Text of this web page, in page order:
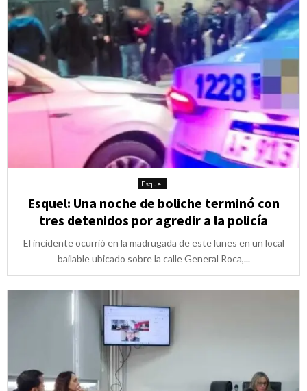
Esquel
Esquel: Una noche de boliche terminó con
tres detenidos por agredir a la policía
El incidente ocurrió en la madrugada de este lunes en un local
bailable ubicado sobre la calle General Roca,...